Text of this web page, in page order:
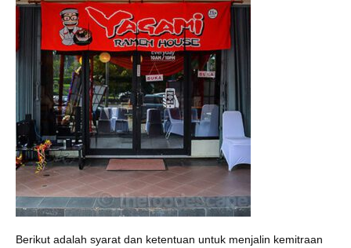
Berikut adalah syarat dan ketentuan untuk menjalin kemitraan